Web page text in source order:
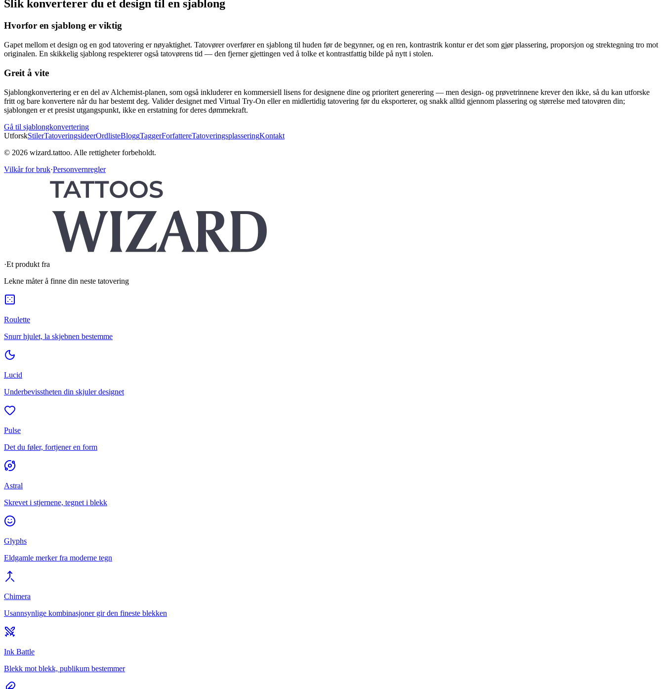
Slik konverterer du et design til en sjablong
Hvorfor en sjablong er viktig
Gapet mellom et design og en god tatovering er nøyaktighet. Tatovører overfører en sjablong til huden før de begynner, og en ren, kontrastrik kontur er det som gjør plassering, proporsjon og strektegning tro mot
originalen. En skikkelig sjablong respekterer også tatovørens tid — den fjerner gjettingen ved å tolke et kontrastfattig bilde på nytt i stolen.
Greit å vite
Sjablongkonvertering er en del av Alchemist-planen, som også inkluderer en kommersiell lisens for designene dine og prioritert generering — men design- og prøvetrinnene krever den ikke, så du kan utforske
fritt og bare konvertere når du har bestemt deg. Valider designet med Virtual Try-On eller en midlertidig tatovering før du eksporterer, og snakk alltid gjennom plassering og størrelse med tatovøren din;
sjablongen er et presist utgangspunkt, ikke en erstatning for deres dømmekraft.
Gå til sjablongkonvertering
UtforskStilerTatoveringsideerOrdlisteBloggTaggerForfattereTatoveringsplasseringKontakt
© 2026 wizard.tattoo. Alle rettigheter forbeholdt.
Vilkår for bruk·Personvernregler
·Et produkt fra
Lekne måter å finne din neste tatovering
Roulette
Snurr hjulet, la skjebnen bestemme
Lucid
Underbevisstheten din skjuler designet
Pulse
Det du føler, fortjener en form
Astral
Skrevet i stjernene, tegnet i blekk
Glyphs
Eldgamle merker fra moderne tegn
Chimera
Usannsynlige kombinasjoner gir den fineste blekken
Ink Battle
Blekk mot blekk, publikum bestemmer